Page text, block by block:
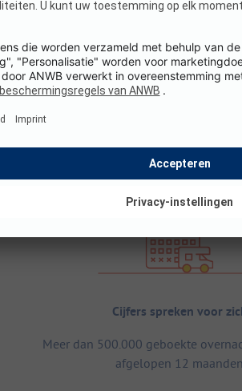
Cijfers spreken voor
Meer dan 500.000 geboekte
afgelopen 12 maanden